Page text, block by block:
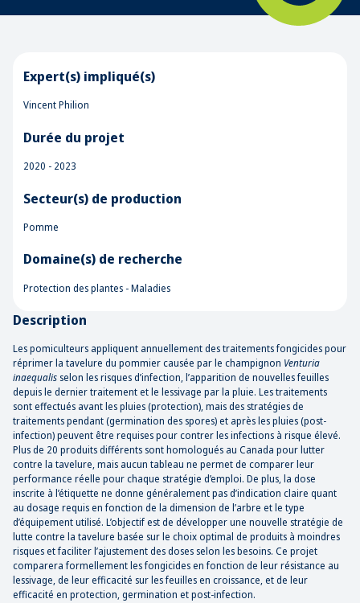
Expert(s) impliqué(s)
Vincent Philion
Durée du projet
2020 - 2023
Secteur(s) de production
Pomme
Domaine(s) de recherche
Protection des plantes - Maladies
Description
Les pomiculteurs appliquent annuellement des traitements fongicides pour
réprimer la tavelure du pommier causée par le champignon Venturia
inaequalis selon les risques d’infection, l’apparition de nouvelles feuilles
depuis le dernier traitement et le lessivage par la pluie. Les traitements
sont effectués avant les pluies (protection), mais des stratégies de
traitements pendant (germination des spores) et après les pluies (post-
infection) peuvent être requises pour contrer les infections à risque élevé.
Plus de 20 produits différents sont homologués au Canada pour lutter
contre la tavelure, mais aucun tableau ne permet de comparer leur
performance réelle pour chaque stratégie d’emploi. De plus, la dose
inscrite à l’étiquette ne donne généralement pas d’indication claire quant
au dosage requis en fonction de la dimension de l’arbre et le type
d’équipement utilisé. L’objectif est de développer une nouvelle stratégie de
lutte contre la tavelure basée sur le choix optimal de produits à moindres
risques et faciliter l’ajustement des doses selon les besoins. Ce projet
comparera formellement les fongicides en fonction de leur résistance au
lessivage, de leur efficacité sur les feuilles en croissance, et de leur
efficacité en protection, germination et post-infection.